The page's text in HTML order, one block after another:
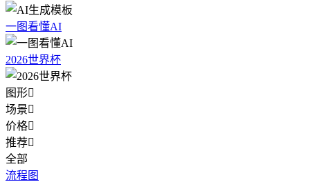
一图看懂AI
2026世界杯
图形
场景
价格
推荐
全部
流程图